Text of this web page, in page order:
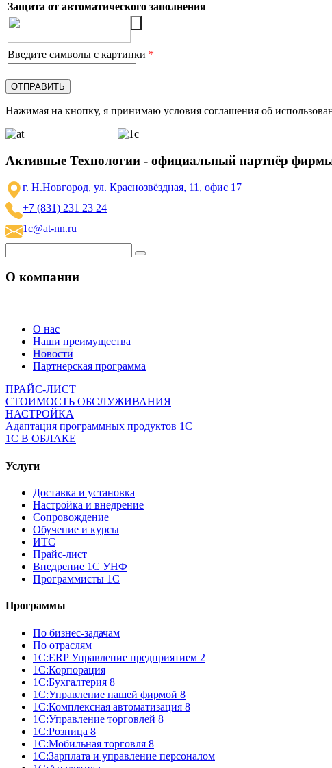
Защита от автоматического заполнения
Введите символы с картинки *
Нажимая на кнопку, я принимаю условия соглашения об
Активные Технологии - официальный партнёр
г. Н.Новгород, ул. Краснозвёздная, 11, офис 17
+7 (831) 231 23 24
1c@at-nn.ru
О компании
О нас
Наши преимущества
Новости
Партнерская программа
ПРАЙС-ЛИСТ
СТОИМОСТЬ ОБСЛУЖИВАНИЯ
НАСТРОЙКА
Адаптация программных продуктов 1С
1С В ОБЛАКЕ
Услуги
Доставка и установка
Настройка и внедрение
Сопровождение
Обучение и курсы
ИТС
Прайс-лист
Внедрение 1С УНФ
Программисты 1С
Программы
По бизнес-задачам
По отраслям
1C:ERP Управление предприятием 2
1С:Корпорация
1С:Бухгалтерия 8
1С:Управление нашей фирмой 8
1С:Комплексная автоматизация 8
1С:Управление торговлей 8
1С:Розница 8
1С:Мобильная торговля 8
1С:Зарплата и управление персоналом